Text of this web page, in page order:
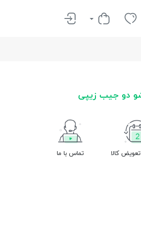
کالا تماس با ما